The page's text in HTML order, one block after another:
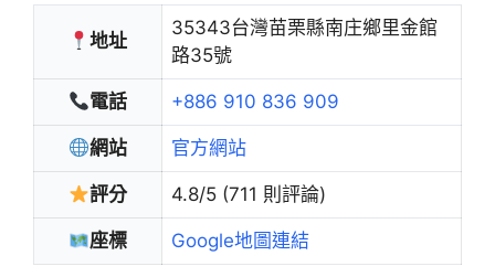
地址
35343台灣苗栗縣南庄鄉里金館
路35號
電話 +886 910 836 909
網站 官方網站
評分 4.8/5 (711 則評論)
座標 Google地圖連結